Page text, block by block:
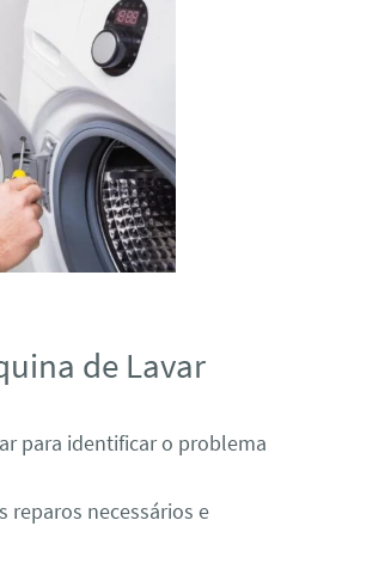
de Lavar
para identificar o problema
reparos necessários e